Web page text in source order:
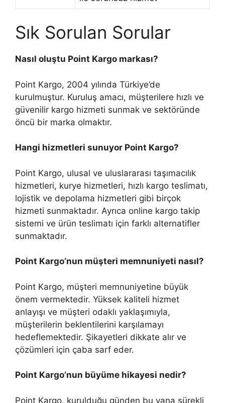
Sık Sorulan Sorular
Nasıl oluştu Point Kargo markası?
Point Kargo, 2004 yılında Türkiye’de
kurulmuştur. Kuruluş amacı, müşterilere hızlı ve
güvenilir kargo hizmeti sunmak ve sektöründe
öncü bir marka olmaktır.
Hangi hizmetleri sunuyor Point Kargo?
Point Kargo, ulusal ve uluslararası taşımacılık
hizmetleri, kurye hizmetleri, hızlı kargo teslimatı,
lojistik ve depolama hizmetleri gibi birçok
hizmeti sunmaktadır. Ayrıca online kargo takip
sistemi ve ürün teslimatı için farklı alternatifler
sunmaktadır.
Point Kargo’nun müşteri memnuniyeti nasıl?
Point Kargo, müşteri memnuniyetine büyük
önem vermektedir. Yüksek kaliteli hizmet
anlayışı ve müşteri odaklı yaklaşımıyla,
müşterilerin beklentilerini karşılamayı
hedeflemektedir. Şikayetleri dikkate alır ve
çözümleri için çaba sarf eder.
Point Kargo’nun büyüme hikayesi nedir?
Point Kargo, kurulduğu günden bu yana sürekli